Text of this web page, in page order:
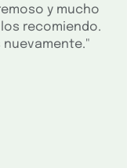
y mucho
recomiendo.
nuevamente."